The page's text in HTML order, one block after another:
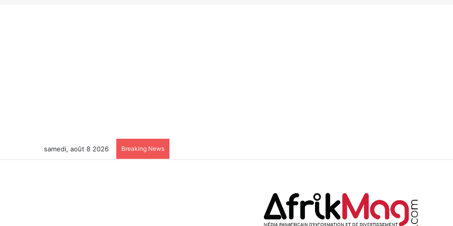
samedi, août 8 2026 Breaking News